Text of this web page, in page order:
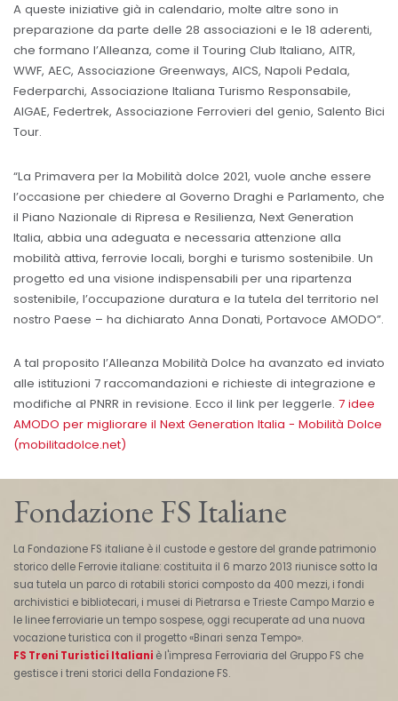
A queste iniziative già in calendario, molte altre sono in
preparazione da parte delle 28 associazioni e le 18 aderenti,
che formano l’Alleanza, come il Touring Club Italiano, AITR,
WWF, AEC, Associazione Greenways, AICS, Napoli Pedala,
Federparchi, Associazione Italiana Turismo Responsabile,
AIGAE, Federtrek, Associazione Ferrovieri del genio, Salento Bici
Tour.
“La Primavera per la Mobilità dolce 2021, vuole anche essere
l’occasione per chiedere al Governo Draghi e Parlamento, che
il Piano Nazionale di Ripresa e Resilienza, Next Generation
Italia, abbia una adeguata e necessaria attenzione alla
mobilità attiva, ferrovie locali, borghi e turismo sostenibile. Un
progetto ed una visione indispensabili per una ripartenza
sostenibile, l’occupazione duratura e la tutela del territorio nel
nostro Paese – ha dichiarato Anna Donati, Portavoce AMODO”.
A tal proposito l’Alleanza Mobilità Dolce ha avanzato ed inviato
alle istituzioni 7 raccomandazioni e richieste di integrazione e
modifiche al PNRR in revisione. Ecco il link per leggerle. 7 idee
AMODO per migliorare il Next Generation Italia - Mobilità Dolce
(mobilitadolce.net)
Fondazione FS Italiane
La Fondazione FS italiane è il custode e gestore del grande patrimonio
storico delle Ferrovie italiane: costituita il 6 marzo 2013 riunisce sotto la
sua tutela un parco di rotabili storici composto da 400 mezzi, i fondi
archivistici e bibliotecari, i musei di Pietrarsa e Trieste Campo Marzio e
le linee ferroviarie un tempo sospese, oggi recuperate ad una nuova
vocazione turistica con il progetto «Binari senza Tempo».
FS Treni Turistici Italiani è l'impresa Ferroviaria del Gruppo FS che
gestisce i treni storici della Fondazione FS.